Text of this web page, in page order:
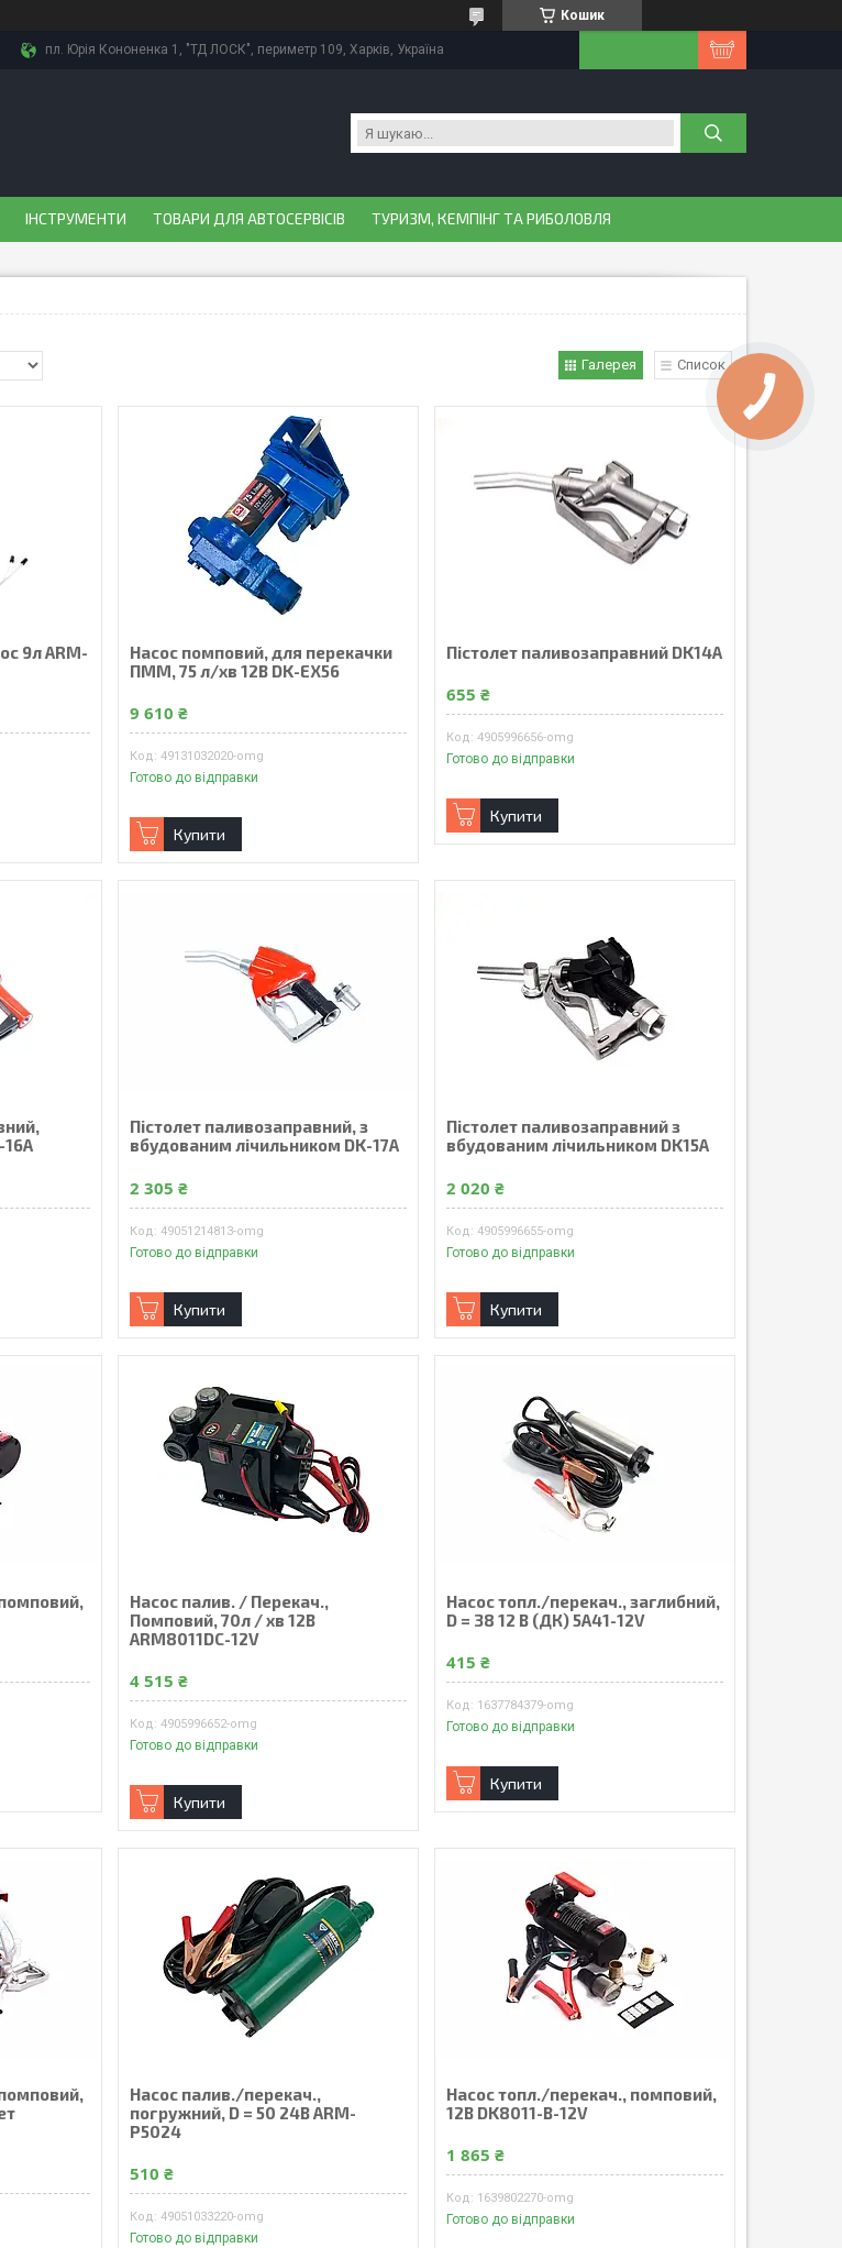
Кошик
пл. Юрія Кононенка 1, "ТД ЛОСК", периметр 109, Харків, Україна
ІНСТРУМЕНТИ ТОВАРИ ДЛЯ АВТОСЕРВІСІВ ТУРИЗМ, КЕМПІНГ ТА РИБОЛОВЛЯ
Галерея Список
9л ARM-
Насос помповий, для перекачки
ПММ, 75 л/хв 12В DK-EX56
9 610 ₴
49131032020-omg
Готово до відправки
Купити
Пістолет паливозаправний DK14A
655 ₴
4905996656-omg
Готово до відправки
Купити
Пістолет паливозаправний, з
вбудованим лічильником DK-17A
2 305 ₴
49051214813-omg
Готово до відправки
Купити
Пістолет паливозаправний з
вбудованим лічильником DK15A
2 020 ₴
4905996655-omg
Готово до відправки
Купити
Насос палив. / Перекач.,
Помповий, 70л / хв 12В
ARM8011DC-12V
4 515 ₴
4905996652-omg
Готово до відправки
Купити
Насос топл./перекач., заглибний,
D = 38 12 В (ДК) 5А41-12V
415 ₴
1637784379-omg
Готово до відправки
Купити
Насос палив./перекач.,
погружний, D = 50 24В ARM-
P5024
510 ₴
49051033220-omg
Готово до відправки
Насос топл./перекач., помповий,
12В DK8011-B-12V
1 865 ₴
1639802270-omg
Готово до відправки